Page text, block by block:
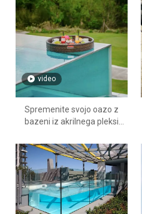
video
Spremenite svojo oazo z
bazeni iz akrilnega pleksi
vzhodu